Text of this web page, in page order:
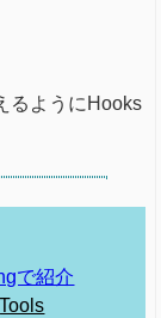
るようにHooks
で紹介
Tools